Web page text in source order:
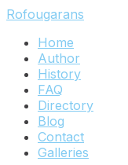
Skip
content
Skip
main
navigation
Skip
footer
Rofougarans
Home
Author
History
FAQ
Directory
Blog
Contact
Galleries